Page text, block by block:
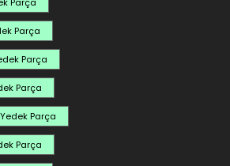
Parça
Parça
Parça
Parça
Parça